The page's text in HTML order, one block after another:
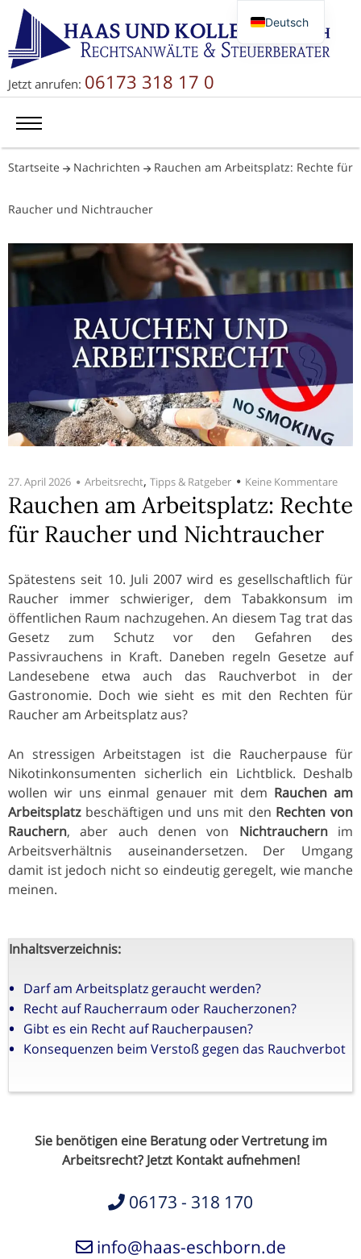
Jetzt anrufen: 06173 318 17 0
Startseite Nachrichten Rauchen am Arbeitsplatz: Rechte für
Raucher und Nichtraucher
27. April 2026 Arbeitsrecht, Tipps & Ratgeber Keine Kommentare
Rauchen am Arbeitsplatz: Rechte
für Raucher und Nichtraucher
Spätestens seit 10. Juli 2007 wird es gesellschaftlich für
Raucher immer schwieriger, dem Tabakkonsum im
öffentlichen Raum nachzugehen. An diesem Tag trat das
Gesetz zum Schutz vor den Gefahren des
Passivrauchens in Kraft. Daneben regeln Gesetze auf
Landesebene etwa auch das Rauchverbot in der
Gastronomie. Doch wie sieht es mit den Rechten für
Raucher am Arbeitsplatz aus?
An stressigen Arbeitstagen ist die Raucherpause für
Nikotinkonsumenten sicherlich ein Lichtblick. Deshalb
wollen wir uns einmal genauer mit dem Rauchen am
Arbeitsplatzbeschäftigen und uns mit den Rechten von
Rauchern, aber auch denen von Nichtrauchernim
Arbeitsverhältnis auseinandersetzen. Der Umgang
damit ist jedoch nicht so eindeutig geregelt, wie manche
meinen.
Inhaltsverzeichnis:
Darf am Arbeitsplatz geraucht werden?
Recht auf Raucherraum oder Raucherzonen?
Gibt es ein Recht auf Raucherpausen?
Konsequenzen beim Verstoß gegen das Rauchverbot
Sie benötigen eine Beratung oder Vertretung im
Arbeitsrecht? Jetzt Kontakt aufnehmen!
06173 - 318 170
info@haas-eschborn.de
Deutsch
English
简体中文